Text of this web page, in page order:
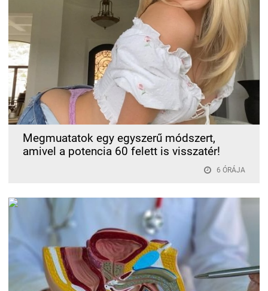
Megmuatatok egy egyszerű módszert,
amivel a potencia 60 felett is visszatér!
6 ÓRÁJA